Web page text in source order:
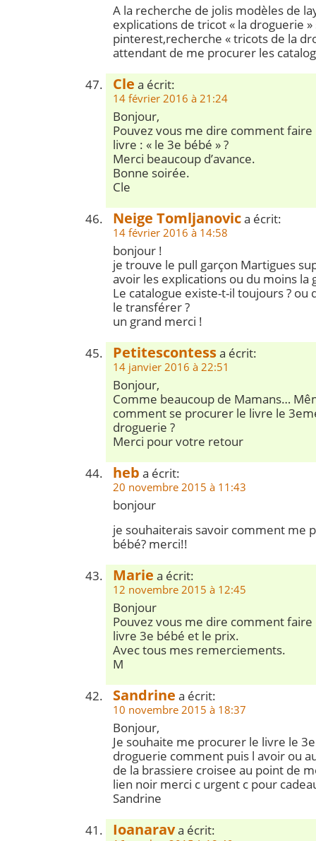
A la recherche de jolis modèles de
explications de tricot « la droguerie »
pinterest,recherche « tricots de la
attendant de me procurer les
Cle a écrit:
14 février 2016 à 21:24
Bonjour,
Pouvez vous me dire comment
livre : « le 3e bébé » ?
Merci beaucoup d’avance.
Bonne soirée.
Cle
Neige Tomljanovica écrit:
14 février 2016 à 14:58
bonjour !
je trouve le pull garçon Martigues
avoir les explications ou du moins la
Le catalogue existe-t-il toujours ? ou
le transférer ?
un grand merci !
Petitescontessa écrit:
14 janvier 2016 à 22:51
Bonjour,
Comme beaucoup de Mamans…
comment se procurer le livre le
droguerie ?
Merci pour votre retour
heb a écrit:
20 novembre 2015 à 11:43
bonjour
je souhaiterais savoir comment me
bébé? merci!!
Marie a écrit:
12 novembre 2015 à 12:45
Bonjour
Pouvez vous me dire comment
livre 3e bébé et le prix.
Avec tous mes remerciements.
M
Sandrine a écrit:
10 novembre 2015 à 18:37
Bonjour,
Je souhaite me procurer le livre le
droguerie comment puis l avoir ou
de la brassiere croisee au point de
lien noir merci c urgent c pour
Sandrine
Ioanarava écrit: